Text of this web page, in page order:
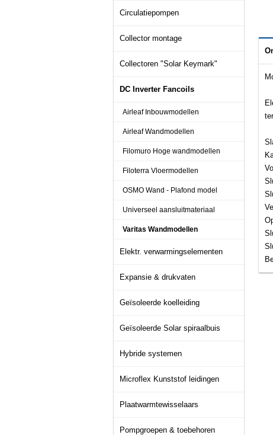
Circulatiepompen
Collector montage
Collectoren "Solar Keymark"
DC Inverter Fancoils
Airleaf Inbouwmodellen
Airleaf Wandmodellen
Filomuro Hoge wandmodellen
Filoterra Vloermodellen
OSMO Wand - Plafond model
Universeel aansluitmateriaal
Varitas Wandmodellen
Elektr. verwarmingselementen
Expansie & drukvaten
Geïsoleerde koelleiding
Geïsoleerde Solar spiraalbuis
Hybride systemen
Microflex Kunststof leidingen
Plaatwarmtewisselaars
Pompgroepen & toebehoren